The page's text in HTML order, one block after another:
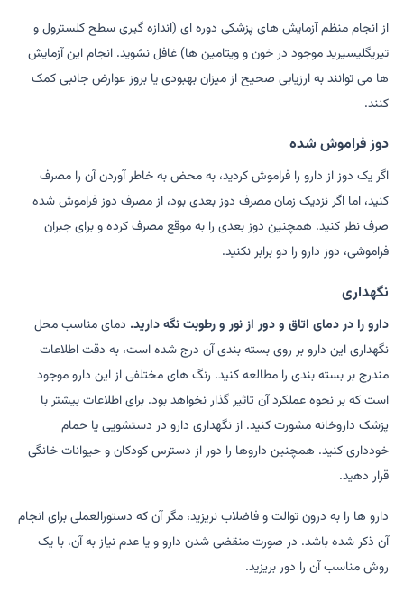
از انجام منظم آزمایش های پزشکی دوره ای (اندازه گیری سطح کلسترول و
تیریگلیسیرید موجود در خون و ویتامین ها) غافل نشوید. انجام این آزمایش
ها می توانند به ارزیابی صحیح از میزان بهبودی یا بروز عوارض جانبی کمک
کنند.
دوز فراموش شده
اگر یک دوز از دارو را فراموش کردید، به محض به خاطر آوردن آن را مصرف
کنید، اما اگر نزدیک زمان مصرف دوز بعدی بود، از مصرف دوز فراموش شده
صرف نظر کنید. همچنین دوز بعدی را به موقع مصرف کرده و برای جبران
فراموشی، دوز دارو را دو برابر نکنید.
نگهداری
دارو را در دمای اتاق و دور از نور و رطوبت نگه دارید. دمای مناسب محل
نگهداری این دارو بر روی بسته بندی آن درج شده است، به دقت اطلاعات
مندرج بر بسته بندی را مطالعه کنید. رنگ های مختلفی از این دارو موجود
است که بر نحوه عملکرد آن تاثیر گذار نخواهد بود. برای اطلاعات بیشتر با
پزشک داروخانه مشورت کنید. از نگهداری دارو در دستشویی یا حمام
خودداری کنید. همچنین داروها را دور از دسترس کودکان و حیوانات خانگی
قرار دهید.
دارو ها را به درون توالت و فاضلاب نریزید، مگر آن که دستورالعملی برای انجام
آن ذکر شده باشد. در صورت منقضی شدن دارو و یا عدم نیاز به آن، با یک
روش مناسب آن را دور بریزید.